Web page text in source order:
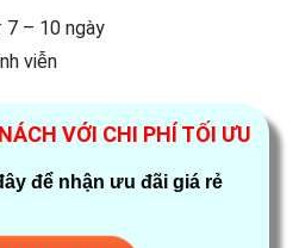
7 – 10 ngày
viễn
VỚI CHI PHÍ TỐI ƯU
để nhận ưu đãi giá rẻ